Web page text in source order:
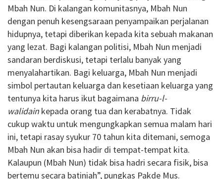
Mbah Nun. Di kalangan komunitasnya, Mbah Nun
dengan penuh kesengsaraan penyampaikan perjalanan
hidupnya, tetapi diberikan kepada kita sebuah makanan
yang lezat. Bagi kalangan politisi, Mbah Nun menjadi
sandaran berdiskusi, tetapi terlalu banyak yang
menyalahartikan. Bagi keluarga, Mbah Nun menjadi
simbol pertautan keluarga dan kesetiaan keluarga yang
tentunya kita harus ikut bagaimana birru-l-
walidain kepada orang tua dan kerabatnya. Tidak
cukup waktu untuk mengungkapkan semua malam hari
ini, tetapi rasay syukur 70 tahun kita ditemani, semoga
Mbah Nun akan bisa hadir di tempat-tempat kita.
Kalaupun (Mbah Nun) tidak bisa hadri secara fisik, bisa
bertemu secara batiniah”, pungkas Pakde Mus.